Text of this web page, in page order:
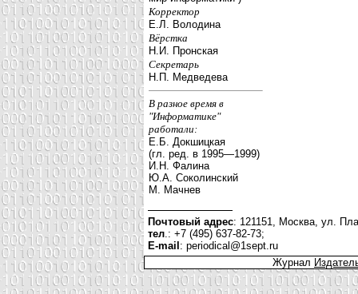
Корректор
Е.Л. Володина
Вёрстка
Н.И. Пронская
Секретарь
Н.П. Медведева
В разное время в
"Информатике"
работали:
Е.Б. Докшицкая
(гл. ред. в 1995—1999)
И.Н. Фалина
Ю.А. Соколинский
М. Мачнев
Почтовый адрес: 121151, Москва, ул.
тел.: +7 (495) 637-82-73;
E-mail : periodical@1sept.ru
Журнал